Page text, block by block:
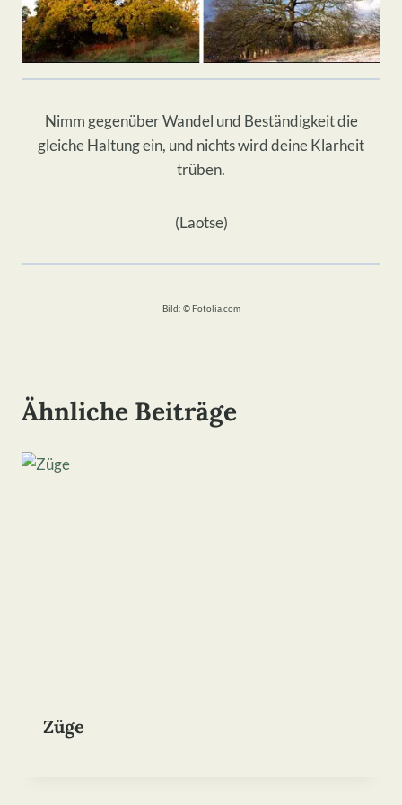
Nimm gegenüber Wandel und Beständigkeit die
gleiche Haltung ein, und nichts wird deine Klarheit
trüben.
(Laotse)
Bild: © Fotolia.com
Ähnliche Beiträge
Züge